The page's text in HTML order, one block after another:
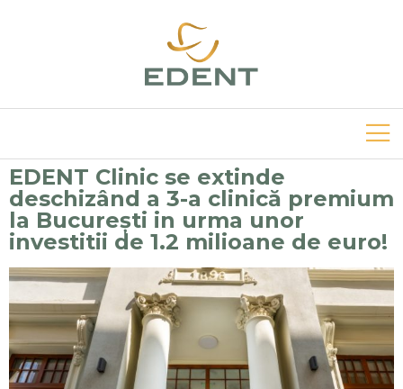
EDENT Clinic se extinde
deschizând a 3-a clinică premium
la București in urma unor
investitii de 1.2 milioane de euro!